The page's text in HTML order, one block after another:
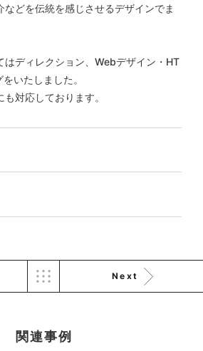
ンフ
フレット
ちゃ
などを伝統を感じさせるデザインでま
はディレクション、Webデザイン・HT
いたしました。
対応しております。
Next
関連事例